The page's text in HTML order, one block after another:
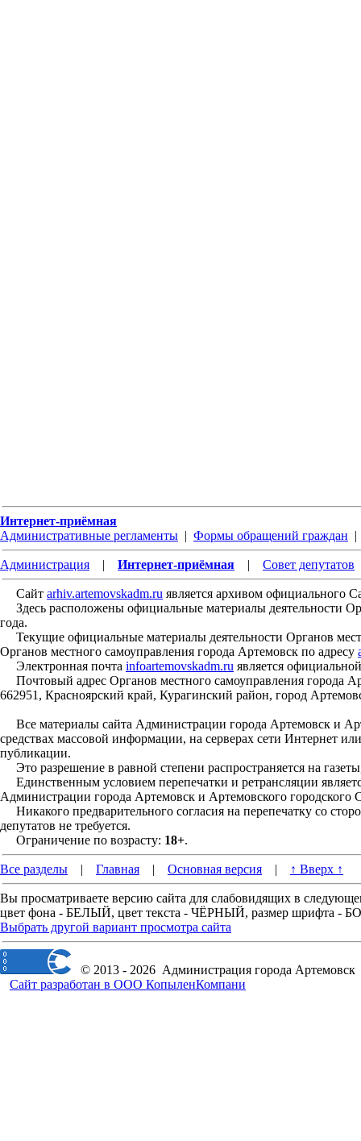
Интернет-приёмная
Административные регламенты | Формы обращений граждан
Администрация | Интернет-приёмная | Совет депутатов
Сайт arhiv.artemovskadm.ru является архивом официального
Здесь расположены официальные материалы деятельности
года.
Текущие официальные материалы деятельности Органов
Органов местного самоуправления города Артемовск по адресу
Электронная почта infoartemovskadm.ru является
Почтовый адрес Органов местного самоуправления города
662951, Красноярский край, Курагинский район, город
Все материалы сайта Администрации города Артемовск и
средствах массовой информации, на серверах сети Интернет
публикации.
Это разрешение в равной степени распространяется на
Единственным условием перепечатки и ретрансляции
Администрации города Артемовск и Артемовского городского
Никакого предварительного согласия на перепечатку со
депутатов не требуется.
Ограничение по возрасту: 18+.
Все разделы | Главная | Основная версия | ↑ Вверх ↑
Вы просматриваете версию сайта для слабовидящих в
цвет фона - БЕЛЫЙ, цвет текста - ЧЁРНЫЙ, размер шрифта -
Выбрать другой вариант просмотра сайта
© 2013 - 2026 Администрация города Артемовск
Сайт разработан в ООО КопыленКомпани